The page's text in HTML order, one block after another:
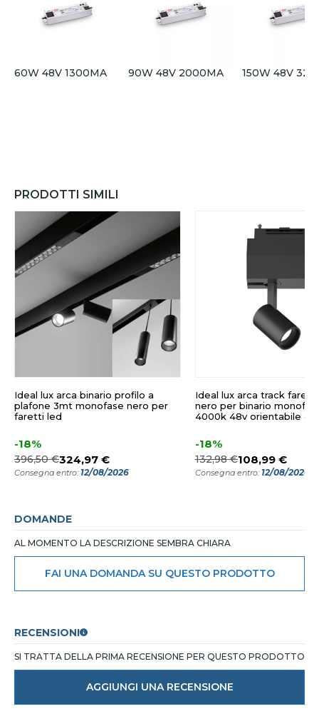
60W 48V 1300MA 90W 48V 2000MA 150W 48V
PRODOTTI SIMILI
Ideal lux arca binario profilo a
plafone 3mt monofase nero per
faretti led
-18%
396,50 €324,97 €
Consegna entro: 12/08/2026
Ideal lux arca track
nero per binario
4000k 48v orientabile
-18%
132,98 €108,99 €
Consegna entro: 12/08/2026
DOMANDE
AL MOMENTO LA DESCRIZIONE SEMBRA CHIARA
FAI UNA DOMANDA SU QUESTO PRODOTTO
RECENSIONI
SI TRATTA DELLA PRIMA RECENSIONE PER QUESTO PRODOTTO
AGGIUNGI UNA RECENSIONE